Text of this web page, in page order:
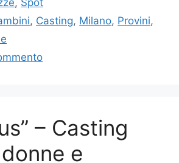
, Casting, Milano, Provini,
– Casting
e